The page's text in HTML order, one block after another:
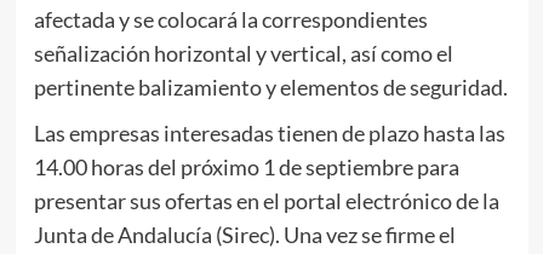
afectada y se colocará la correspondientes
señalización horizontal y vertical, así como el
pertinente balizamiento y elementos de seguridad.
Las empresas interesadas tienen de plazo hasta las
14.00 horas del próximo 1 de septiembre para
presentar sus ofertas en el portal electrónico de la
Junta de Andalucía (Sirec). Una vez se firme el